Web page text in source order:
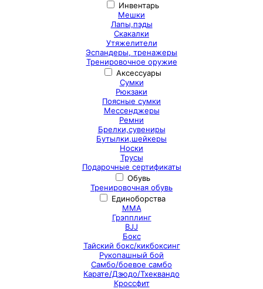
Инвентарь
Мешки
Лапы,пэды
Скакалки
Утяжелители
Эспандеры, тренажеры
Тренировочное оружие
Аксессуары
Сумки
Рюкзаки
Поясные сумки
Мессенджеры
Ремни
Брелки,сувениры
Бутылки,шейкеры
Носки
Трусы
Подарочные сертификаты
Обувь
Тренировочная обувь
Единоборства
ММА
Грэпплинг
BJJ
Бокс
Тайский бокс/кикбоксинг
Рукопашный бой
Самбо/боевое самбо
Карате/Дзюдо/Тхеквандо
Кроссфит